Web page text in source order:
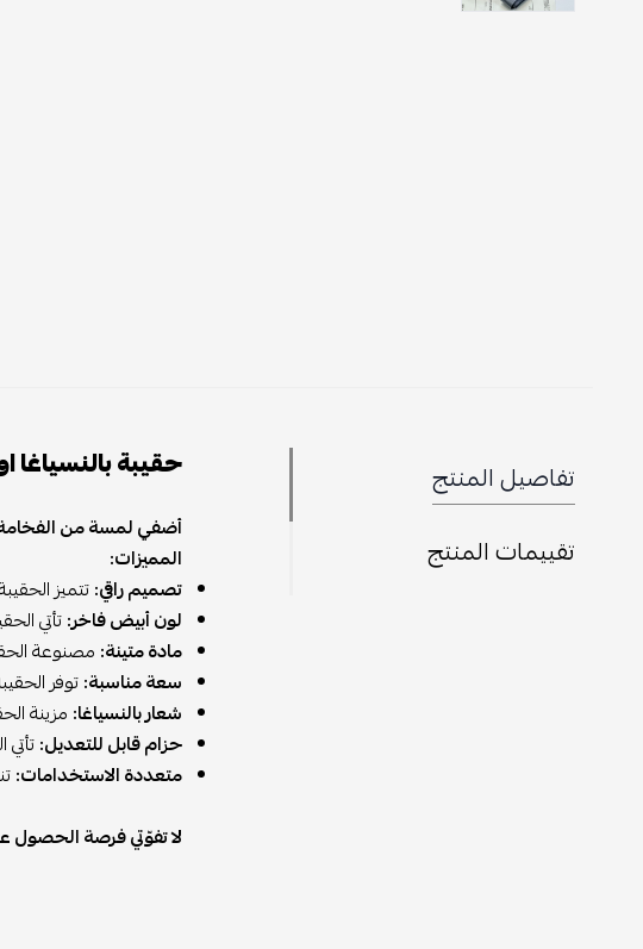
تفاصيل المنتج
تقييمات المنتج
حقيبة
أضفي لمسة من الفخامة
المميزات:
تصميم راقي:تتميز
لون أبيض فاخر:تأتي
مادة متينة: مصنوعة
سعة مناسبة:توفر
شعار بالنسياغا: مزينة
حزام قابل للتعديل:
متعددة الاستخدامات:
لا تفوّتي فرصة الحصول